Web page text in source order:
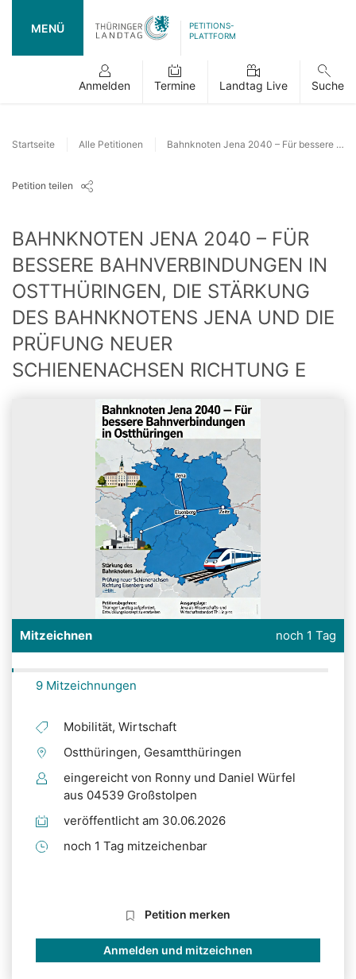
MENÜ
PETITIONS-
PLATTFORM
Anmelden Termine Landtag Live Suche
Startseite Alle Petitionen Bahnknoten Jena 2040 – Für bessere Bahnverbindungen in Ostthüringen, die Stärkung des Bahnknotens Jena und die Prüfung neuer Schienenachsen Richtung E
Petition teilen
BAHNKNOTEN JENA 2040 – FÜR
BESSERE BAHNVERBINDUNGEN IN
OSTTHÜRINGEN, DIE STÄRKUNG
DES BAHNKNOTENS JENA UND DIE
PRÜFUNG NEUER
SCHIENENACHSEN RICHTUNG E
Mitzeichnen noch 1 Tag
9 Mitzeichnungen
Mobilität, Wirtschaft
Ostthüringen, Gesamtthüringen
eingereicht von Ronny und Daniel Würfel
aus 04539 Großstolpen
veröffentlicht am 30.06.2026
noch 1 Tag mitzeichenbar
Petition merken
Anmelden und mitzeichnen